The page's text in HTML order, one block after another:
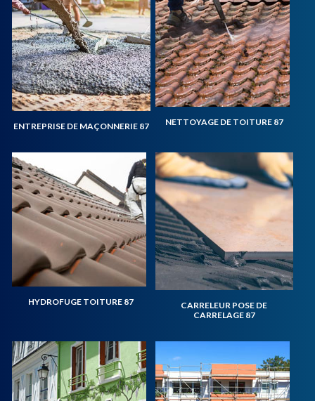
ENTREPRISE DE MAÇONNERIE 87 NETTOYAGE DE TOITURE 87
HYDROFUGE TOITURE 87
CARRELEUR POSE DE
CARRELAGE 87